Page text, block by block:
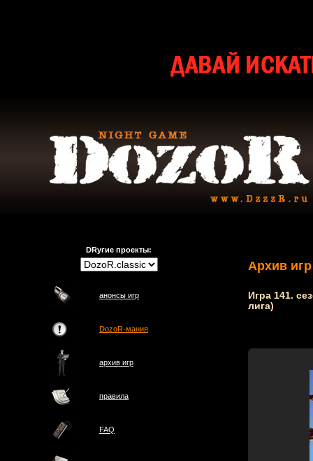
DRугие проекты:
анонсы игр
DozoR-мания
архив игр
правила
FAQ
Архив игр
Игра 141.
лига)